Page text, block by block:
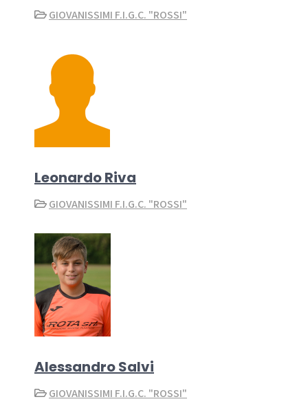
GIOVANISSIMI F.I.G.C. "ROSSI"
Leonardo Riva
GIOVANISSIMI F.I.G.C. "ROSSI"
Alessandro Salvi
GIOVANISSIMI F.I.G.C. "ROSSI"